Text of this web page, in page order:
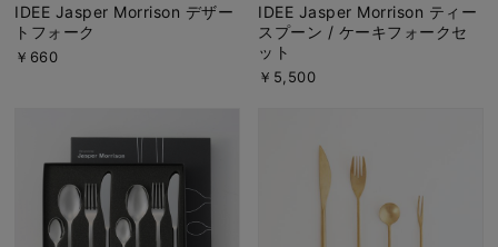
IDEE Jasper Morrison デザー
トフォーク
￥660
IDEE Jasper Morrison ティー
スプーン / ケーキフォークセ
ット
￥5,500